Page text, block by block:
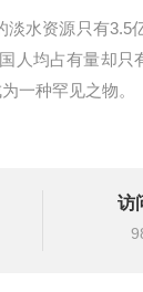
水资源只有3.5
人均占有量却只
一种罕见之物。
访